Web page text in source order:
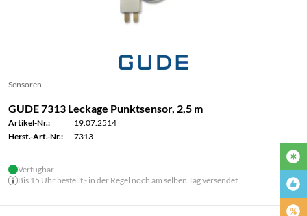
Sensoren
GUDE 7313 Leckage Punktsensor, 2,5 m
Artikel-Nr.:
19.07.2514
Herst.-Art.-Nr.:
7313
Verfügbar
Bis 15 Uhr bestellt - in der Regel noch am selben Tag versendet